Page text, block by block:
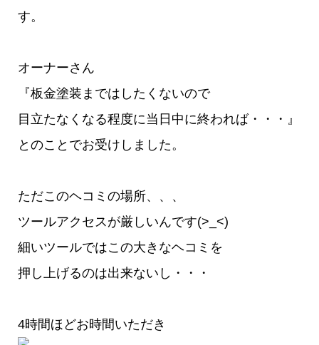
す。
オーナーさん
『板金塗装まではしたくないので
目立たなくなる程度に当日中に終われば・・・』
とのことでお受けしました。
ただこのヘコミの場所、、、
ツールアクセスが厳しいんです(>_<)
細いツールではこの大きなヘコミを
押し上げるのは出来ないし・・・
4時間ほどお時間いただき